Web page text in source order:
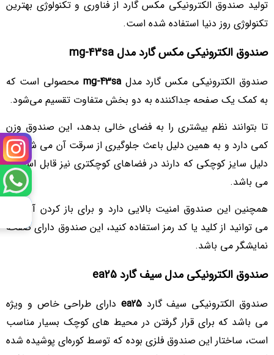
تولید صندوق الکترونیکی مکس گارد از فناوری و تکنولوژی بهترین
تکنولوژی روز دنیا استفاده شده است.
صندوق الکترونیکی مکس گارد مدل mg-43sa
صندوق الکترونیکی مکس گارد مدلmg-43sa محصولی است که
به کمک یک صفحه جداکننده به دو بخش متفاوت تقسیم می‌شود.
تا بتوانند نظم بیشتری را به فضای خالی بدهد، این صندوق وزن
کمی دارد و به همین دلیل باعث جلوگیری از سرقت آن می شود، به
دلیل سایز کوچکی که دارند در فضاهای کوچکتری نیز قابل استفاده
می باشد.
همچنین این صندوق امنیت بالایی دارد و برای باز کردن آن شما
می توانید از کلید یا کد رمز استفاده کنید، این صندوق دارای صفحه
نمایشگر می باشد.
صندوق الکترونیکی مدل سیف گارد ea25
صندوق الکترونیکی سیف گاردea25 دارای طراحی خاص و ویژه
می باشد که برای قرار گرفتن در محیط های کوچک بسیار مناسب
است، ساختار این صندوق فلزی بوده که توسط کوره‌ای پوشیده شده